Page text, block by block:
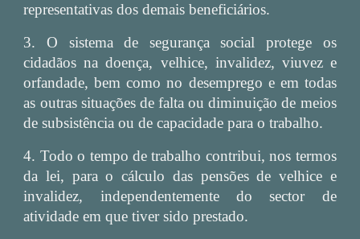
representativas dos demais beneficiários.
3. O sistema de segurança social protege os
cidadãos na doença, velhice, invalidez, viuvez e
orfandade, bem como no desemprego e em todas
as outras situações de falta ou diminuição de meios
de subsistência ou de capacidade para o trabalho.
4. Todo o tempo de trabalho contribui, nos termos
da lei, para o cálculo das pensões de velhice e
invalidez, independentemente do sector de
atividade em que tiver sido prestado.